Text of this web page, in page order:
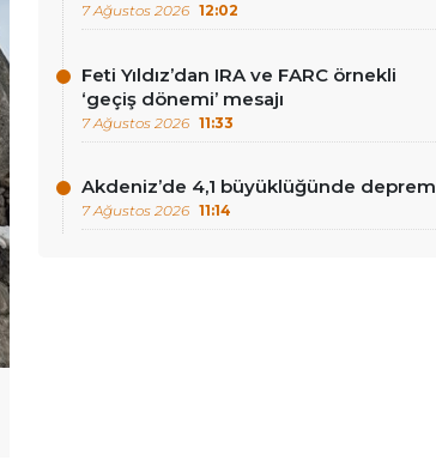
7 Ağustos 2026 12:02
Feti Yıldız’dan IRA ve FARC örnekli
‘geçiş dönemi’ mesajı
7 Ağustos 2026 11:33
Akdeniz’de 4,1 büyüklüğünde deprem
7 Ağustos 2026 11:14